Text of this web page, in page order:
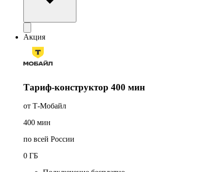
Акция
Тариф-конструктор 400 мин
от Т-Мобайл
400 мин
по всей России
0 ГБ